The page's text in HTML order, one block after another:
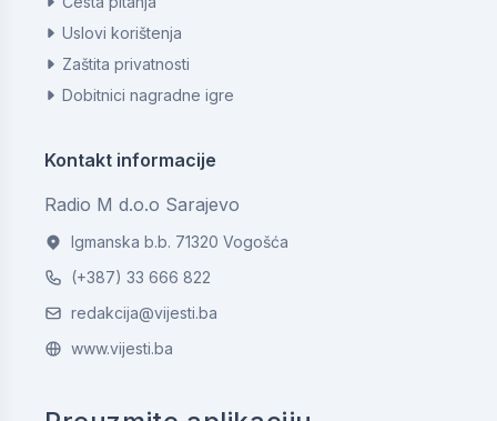
Uslovi korištenja
Zaštita privatnosti
Dobitnici nagradne igre
Kontakt informacije
Radio M d.o.o Sarajevo
Igmanska b.b. 71320 Vogošća
(+387) 33 666 822
redakcija@vijesti.ba
www.vijesti.ba